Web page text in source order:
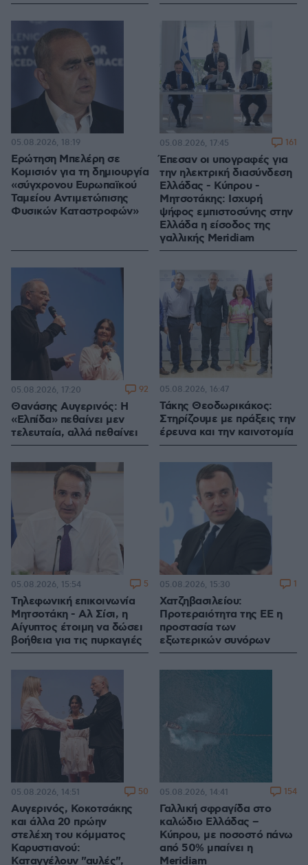
Ερώτηση Μπελέρη σε
Κομισιόν για τη δημιουργία
«σύγχρονου Ευρωπαϊκού
Ταμείου Αντιμετώπισης
Φυσικών Καταστροφών»
05.08.2026, 18:19
Έπεσαν οι υπογραφές για
την ηλεκτρική διασύνδεση
Ελλάδας - Κύπρου -
Μητσοτάκης: Ισχυρή
ψήφος εμπιστοσύνης στην
Ελλάδα η είσοδος της
γαλλικής Meridiam
05.08.2026, 17:45 161
Θανάσης Αυγερινός: Η
«Ελπίδα» πεθαίνει μεν
τελευταία, αλλά πεθαίνει
05.08.2026, 17:20 92
Τάκης Θεοδωρικάκος:
Στηρίζουμε με πράξεις την
έρευνα και την καινοτομία
05.08.2026, 16:47
Τηλεφωνική επικοινωνία
Μητσοτάκη - Αλ Σίσι, η
Αίγυπτος έτοιμη να δώσει
βοήθεια για τις πυρκαγιές
05.08.2026, 15:54 5
Χατζηβασιλείου:
Προτεραιότητα της ΕΕ η
προστασία των
εξωτερικών συνόρων
05.08.2026, 15:30 1
Αυγερινός, Κοκοτσάκης
και άλλα 20 πρώην
στελέχη του κόμματος
Καρυστιανού:
Καταγγέλουν "αυλές",
05.08.2026, 14:51 50
Γαλλική σφραγίδα στο
καλώδιο Ελλάδας –
Κύπρου, με ποσοστό πάνω
από 50% μπαίνει η
Meridiam
05.08.2026, 14:41 154